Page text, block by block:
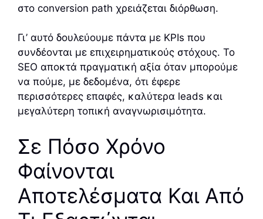
στο conversion path χρειάζεται διόρθωση.
Γι’ αυτό δουλεύουμε πάντα με KPIs που
συνδέονται με επιχειρηματικούς στόχους. Το
SEO αποκτά πραγματική αξία όταν μπορούμε
να πούμε, με δεδομένα, ότι έφερε
περισσότερες επαφές, καλύτερα leads και
μεγαλύτερη τοπική αναγνωρισιμότητα.
Σε Πόσο Χρόνο
Φαίνονται
Αποτελέσματα Και Από